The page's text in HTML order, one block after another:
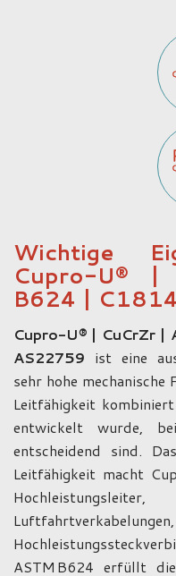
Wichtige
Cupro-U® |
B624 |
Cupro-U® | CuCrZr |
AS22759 ist eine
sehr hohe
Leitfähigkeit
entwickelt wurde,
entscheidend sind.
Leitfähigkeit macht
ASTM B624 erfüllt